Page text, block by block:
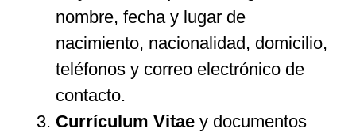
nombre, fecha y lugar de
nacimiento, nacionalidad, domicilio,
teléfonos y correo electrónico de
contacto.
Currículum Vitae y documentos